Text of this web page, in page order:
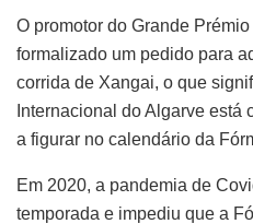
O promotor do Grande
formalizado um pedido para
corrida de Xangai, o que
Internacional do Algarve está
a figurar no calendário da
Em 2020, a pandemia de
temporada e impediu que a